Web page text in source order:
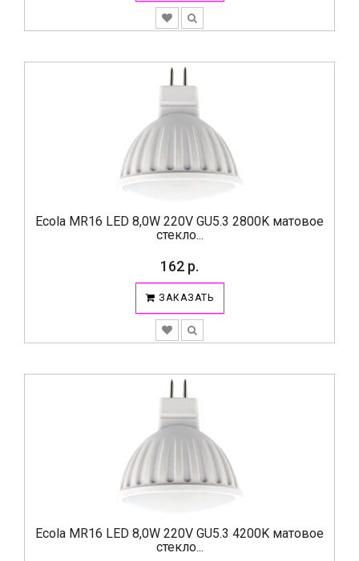
Ecola MR16 LED 8,0W 220V GU5.3 2800K матовое
стекло...
162 р.
ЗАКАЗАТЬ
Ecola MR16 LED 8,0W 220V GU5.3 4200K матовое
стекло...